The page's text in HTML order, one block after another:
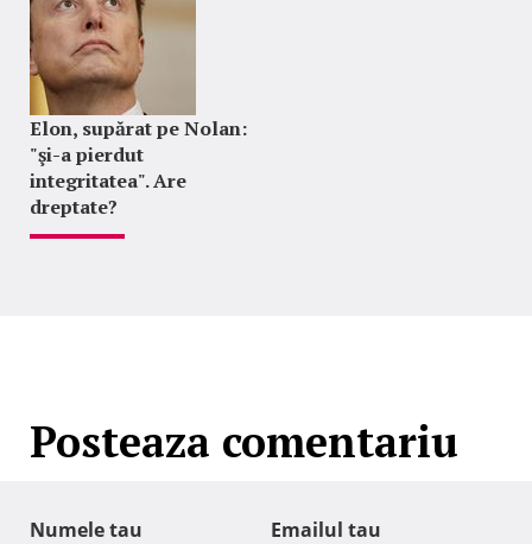
Elon, supărat pe Nolan:
"şi-a pierdut
integritatea". Are
dreptate?
Posteaza comentariu
Numele tau Emailul tau